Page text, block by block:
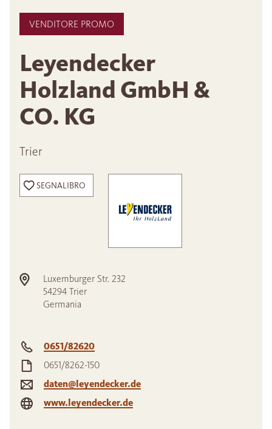
VENDITORE PROMO
Leyendecker
Holzland GmbH &
CO. KG
Trier
SEGNALIBRO
Luxemburger Str. 232
54294 Trier
Germania
0651/82620
0651/8262-150
daten@leyendecker.de
www.leyendecker.de